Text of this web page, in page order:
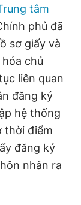
tâm
phủ đã
sơ giấy và
chủ
liên quan
đăng ký
hệ thống
thời điểm
đăng ký
nhân ra